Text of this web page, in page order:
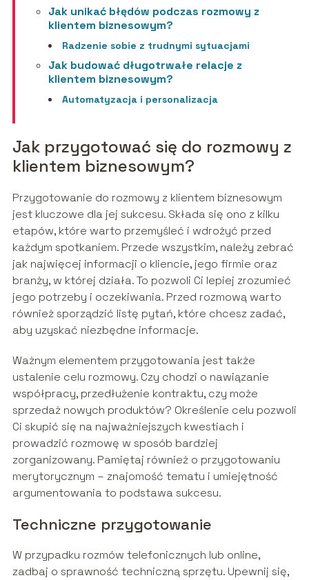
Jak unikać błędów podczas rozmowy z
klientem biznesowym?
Radzenie sobie z trudnymi sytuacjami
Jak budować długotrwałe relacje z
klientem biznesowym?
Automatyzacja i personalizacja
Jak przygotować się do rozmowy z
klientem biznesowym?
Przygotowanie do rozmowy z klientem biznesowym
jest kluczowe dla jej sukcesu. Składa się ono z kilku
etapów, które warto przemyśleć i wdrożyć przed
każdym spotkaniem. Przede wszystkim, należy zebrać
jak najwięcej informacji o kliencie, jego firmie oraz
branży, w której działa. To pozwoli Ci lepiej zrozumieć
jego potrzeby i oczekiwania. Przed rozmową warto
również sporządzić listę pytań, które chcesz zadać,
aby uzyskać niezbędne informacje.
Ważnym elementem przygotowania jest także
ustalenie celu rozmowy. Czy chodzi o nawiązanie
współpracy, przedłużenie kontraktu, czy może
sprzedaż nowych produktów? Określenie celu pozwoli
Ci skupić się na najważniejszych kwestiach i
prowadzić rozmowę w sposób bardziej
zorganizowany. Pamiętaj również o przygotowaniu
merytorycznym – znajomość tematu i umiejętność
argumentowania to podstawa sukcesu.
Techniczne przygotowanie
W przypadku rozmów telefonicznych lub online,
zadbaj o sprawność techniczną sprzętu. Upewnij się,